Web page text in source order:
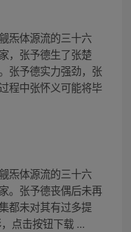
炁体源流的三十六
，张予德生了张楚
张予德实力强劲，张
程中张怀义可能将毕
炁体源流的三十六
。张予德丧偶后未再
都未对其有过多提
点击按钮下载 ...